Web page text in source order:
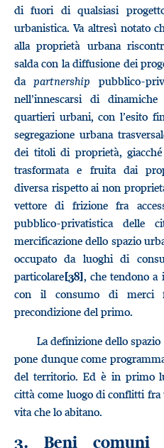
di fuori di qualsiasi
urbanistica. Va altresì notato
alla proprietà urbana
salda con la diffusione dei
dapartnership pubblico-
nell’innescarsi di
quartieri urbani, con l’esito
segregazione urbana
dei titoli di proprietà,
trasformata e fruita dai
diversa rispetto ai non
vettore di frizione fra
pubblico-privatistica delle
mercificazione dello spazio
occupato da luoghi di
particolare[38], che tendono a
con il consumo di merci
precondizione del primo.
La definizione dello
pone dunque come
del territorio. Ed è in primo
città come luogo di conflitti
vita che lo abitano.
3. Beni comuni